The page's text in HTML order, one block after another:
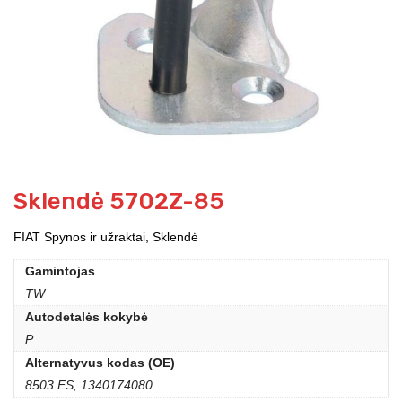
Sklendė 5702Z-85
FIAT Spynos ir užraktai, Sklendė
Gamintojas
TW
Autodetalės kokybė
P
Alternatyvus kodas (OE)
8503.ES, 1340174080